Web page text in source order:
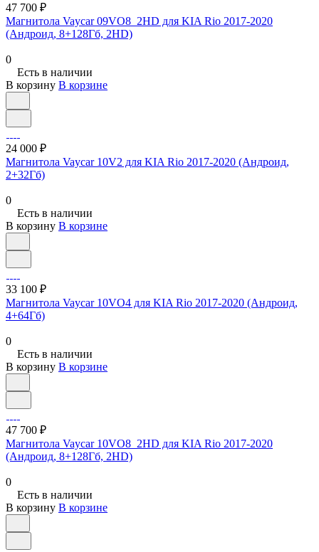
47 700 ₽
Магнитола Vaycar 09VO8_2HD для KIA Rio 2017-2020
(Андроид, 8+128Гб, 2HD)
0
Есть в наличии
В корзину В корзине
24 000 ₽
Магнитола Vaycar 10V2 для KIA Rio 2017-2020 (Андроид,
2+32Гб)
0
Есть в наличии
В корзину В корзине
33 100 ₽
Магнитола Vaycar 10VO4 для KIA Rio 2017-2020 (Андроид,
4+64Гб)
0
Есть в наличии
В корзину В корзине
47 700 ₽
Магнитола Vaycar 10VO8_2HD для KIA Rio 2017-2020
(Андроид, 8+128Гб, 2HD)
0
Есть в наличии
В корзину В корзине